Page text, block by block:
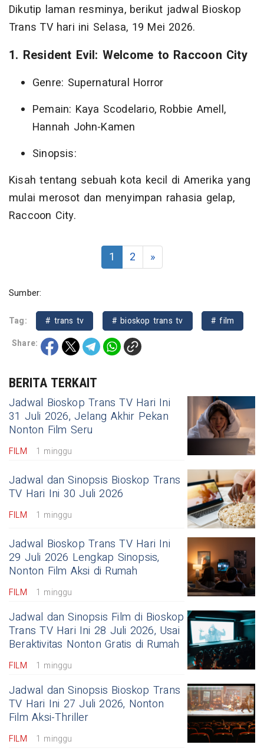
Dikutip laman resminya, berikut jadwal Bioskop
Trans TV hari ini Selasa, 19 Mei 2026.
1. Resident Evil: Welcome to Raccoon City
Genre: Supernatural Horror
Pemain: Kaya Scodelario, Robbie Amell,
Hannah John-Kamen
Sinopsis:
Kisah tentang sebuah kota kecil di Amerika yang
mulai merosot dan menyimpan rahasia gelap,
Raccoon City.
1 2 »
Sumber:
Tag: # trans tv # bioskop trans tv
# film
Share:
BERITA TERKAIT
Jadwal Bioskop Trans TV Hari Ini
31 Juli 2026, Jelang Akhir Pekan
Nonton Film Seru
FILM 1 minggu
Jadwal dan Sinopsis Bioskop Trans
TV Hari Ini 30 Juli 2026
FILM 1 minggu
Jadwal Bioskop Trans TV Hari Ini
29 Juli 2026 Lengkap Sinopsis,
Nonton Film Aksi di Rumah
FILM 1 minggu
Jadwal dan Sinopsis Film di Bioskop
Trans TV Hari Ini 28 Juli 2026, Usai
Beraktivitas Nonton Gratis di Rumah
FILM 1 minggu
Jadwal dan Sinopsis Bioskop Trans
TV Hari Ini 27 Juli 2026, Nonton
Film Aksi-Thriller
FILM 1 minggu